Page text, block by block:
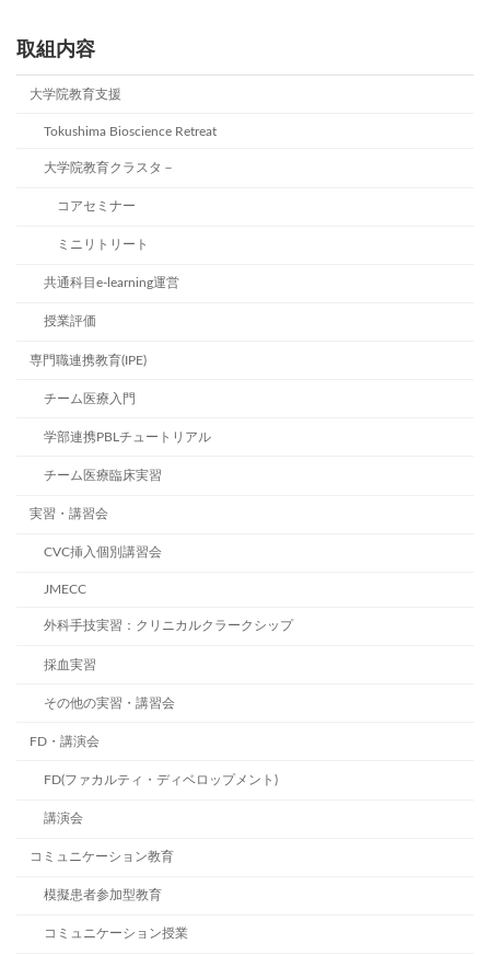
取組内容
大学院教育支援
Tokushima Bioscience Retreat
大学院教育クラスタ－
コアセミナー
ミニリトリート
共通科目e-learning運営
授業評価
専門職連携教育(IPE)
チーム医療入門
学部連携PBLチュートリアル
チーム医療臨床実習
実習・講習会
CVC挿入個別講習会
JMECC
外科手技実習：クリニカルクラークシップ
採血実習
その他の実習・講習会
FD・講演会
FD(ファカルティ・ディベロップメント)
講演会
コミュニケーション教育
模擬患者参加型教育
コミュニケーション授業